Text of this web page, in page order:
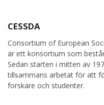
CESSDA
Consortium of European
är ett konsortium som
Sedan starten i mitten av
tillsammans arbetat för att
forskare och studenter.